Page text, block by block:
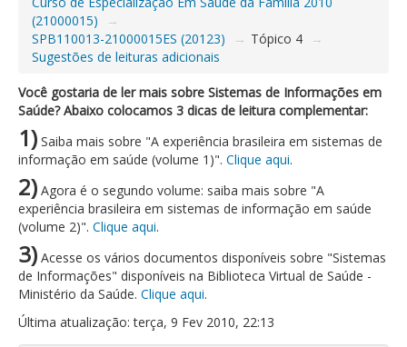
(21000015)
→
SPB110013-21000015ES (20123)
→ Tópico 4
→
Sugestões de leituras adicionais
Você gostaria de ler mais sobre Sistemas de Informações em
Saúde? Abaixo colocamos 3 dicas de leitura complementar:
1) Saiba mais sobre "A experiência brasileira em sistemas de
informação em saúde (volume 1)". Clique aqui.
2) Agora é o segundo volume: saiba mais sobre "A
experiência brasileira em sistemas de informação em saúde
(volume 2)". Clique aqui.
3) Acesse os vários documentos disponíveis sobre "Sistemas
de Informações" disponíveis na Biblioteca Virtual de Saúde -
Ministério da Saúde. Clique aqui.
Última atualização: terça, 9 Fev 2010, 22:13